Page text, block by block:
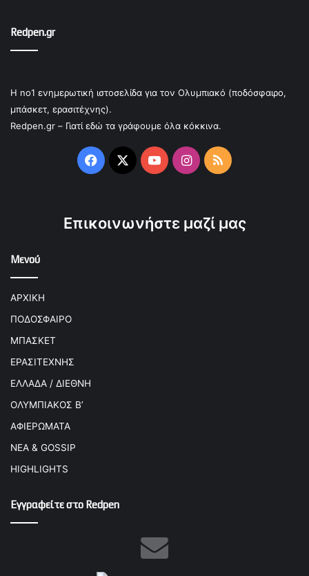
Redpen.gr
Η no1 ενημερωτική ιστοσελίδα για τον Ολυμπιακό (ποδόσφαιρο,
μπάσκετ, ερασιτέχνης).
Redpen.gr – Γιατί εδώ τα γράφουμε όλα κόκκινα.
Facebook
X YouTubeInstagram
RSS
Επικοινωνήστε μαζί μας
Μενού
ΑΡΧΙΚΗ
ΠΟΔΟΣΦΑΙΡΟ
ΜΠΑΣΚΕΤ
ΕΡΑΣΙΤΕΧΝΗΣ
ΕΛΛΑΔΑ / ΔΙΕΘΝΗ
ΟΛΥΜΠΙΑΚΟΣ Β’
ΑΦΙΕΡΩΜΑΤΑ
ΝΕΑ & GOSSIP
HIGHLIGHTS
Εγγραφείτε στο Redpen